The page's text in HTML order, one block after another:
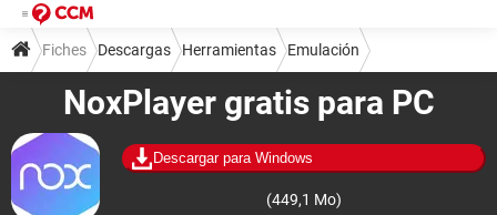
NoxPlayer gratis para PC
Descargar para Windows
(449,1 Mo)
Fiches Descargas Herramientas Emulación
Emuladores de Android